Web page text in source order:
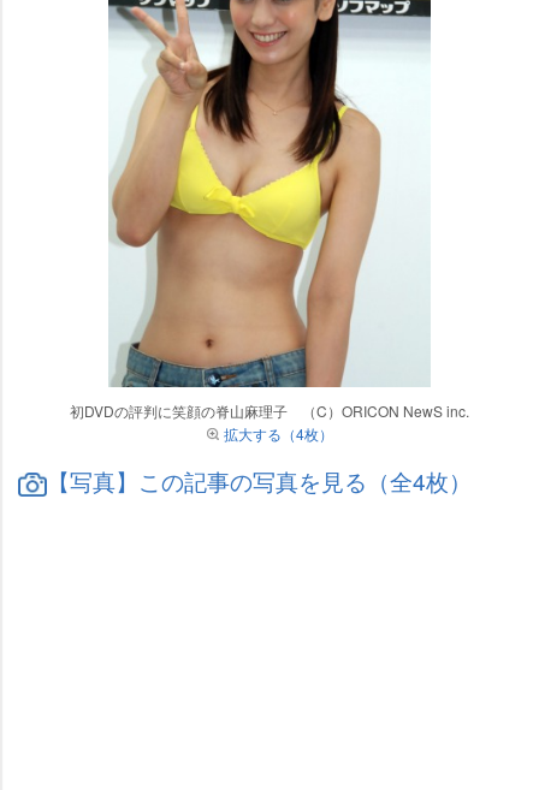
初DVDの評判に笑顔の脊山麻理子 （C）ORICON NewS inc.
拡大する（4枚）
【写真】この記事の写真を見る（全4枚）